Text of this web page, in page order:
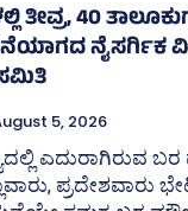
ತೀವ್ರ, 40
5, 2026
ಎದುರಾಗಿರುವ ಬರ
ಪ್ರದೇಶವಾರು